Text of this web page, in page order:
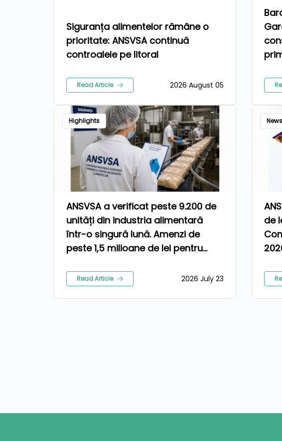
Siguranța alimentelor rămâne o
prioritate: ANSVSA continuă
controalele pe litoral
Read Article 2026 August 05
Highlights
ANSVSA a verificat peste 9.200 de
unități din industria alimentară
într-o singură lună. Amenzi de
peste 1,5 milioane de lei pentru
Read Article 2026 July 23
News
de